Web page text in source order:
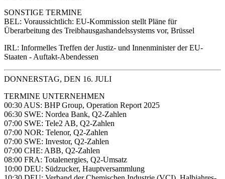
SONSTIGE TERMINE
BEL: Voraussichtlich: EU-Kommission stellt Pläne für
Überarbeitung des Treibhausgashandelssystems vor, Brüssel
IRL: Informelles Treffen der Justiz- und Innenminister der EU-
Staaten - Auftakt-Abendessen
DONNERSTAG, DEN 16. JULI
TERMINE UNTERNEHMEN
00:30 AUS: BHP Group, Operation Report 2025
06:30 SWE: Nordea Bank, Q2-Zahlen
07:00 SWE: Tele2 AB, Q2-Zahlen
07:00 NOR: Telenor, Q2-Zahlen
07:00 SWE: Investor, Q2-Zahlen
07:00 CHE: ABB, Q2-Zahlen
08:00 FRA: Totalenergies, Q2-Umsatz
10:00 DEU: Südzucker, Hauptversammlung